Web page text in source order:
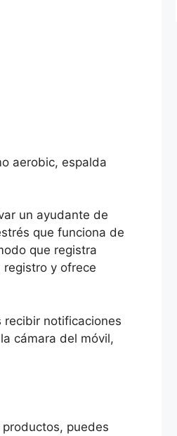
aerobic, espalda
un ayudante de
que funciona de
que registra
y ofrece
recibir notificaciones
cámara del móvil,
puedes